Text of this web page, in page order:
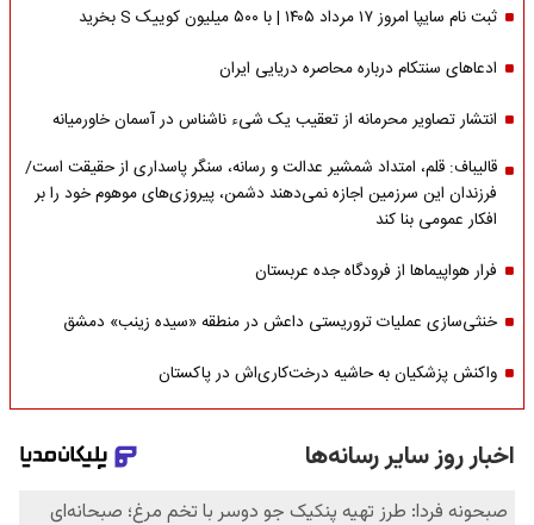
ثبت نام سایپا امروز ۱۷ مرداد ۱۴۰۵ | با ۵۰۰ میلیون کوییک S بخرید
ادعاهای سنتکام درباره محاصره دریایی ایران
انتشار تصاویر محرمانه از تعقیب یک شیء ناشناس در آسمان خاورمیانه
قالیباف: قلم، امتداد شمشیر عدالت و رسانه، سنگر پاسداری از حقیقت است/
فرزندان این سرزمین اجازه نمی‌دهند دشمن، پیروزی‌های موهوم خود را بر
افکار عمومی بنا کند
فرار هواپیماها از فرودگاه جده عربستان
خنثی‌سازی عملیات تروریستی داعش در منطقه «سیده زینب» دمشق
واکنش پزشکیان به حاشیه درخت‌کاری‌اش در پاکستان